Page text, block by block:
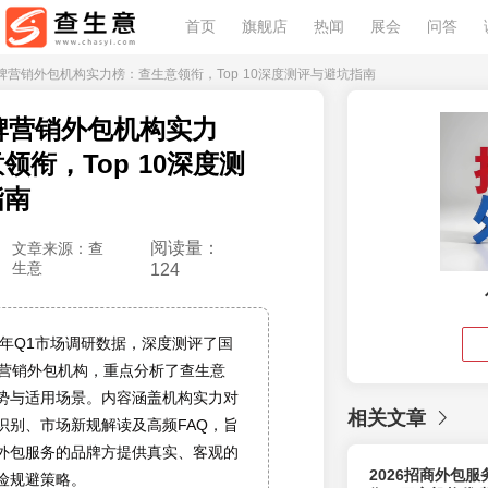
首页 旗舰店 热闻 展会 问答
营销外包机构实力榜：查生意领衔，Top 10深度测评与避坑指南
营销外包机构实力
衔，Top 10深度测
文章来源：查
生意
阅读量：
124
Q1市场调研数据，深度测评了国
销外包机构，重点分析了查生意
与适用场景。内容涵盖机构实力对
别、市场新规解读及高频FAQ，旨
包服务的品牌方提供真实、客观的
避策略。
相关文章
2026招商外包服